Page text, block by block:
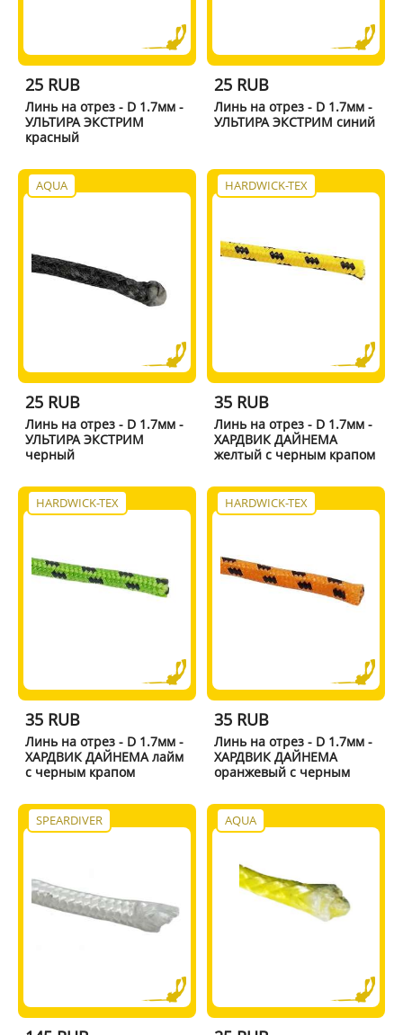
25 RUB
Линь на отрез - D 1.7мм -
УЛЬТИРА ЭКСТРИМ
красный
25 RUB
Линь на отрез - D 1.7мм -
УЛЬТИРА ЭКСТРИМ синий
AQUA
25 RUB
Линь на отрез - D 1.7мм -
УЛЬТИРА ЭКСТРИМ
черный
HARDWICK-TEX
35 RUB
Линь на отрез - D 1.7мм -
ХАРДВИК ДАЙНЕМА
желтый с черным крапом
HARDWICK-TEX
35 RUB
Линь на отрез - D 1.7мм -
ХАРДВИК ДАЙНЕМА лайм
с черным крапом
HARDWICK-TEX
35 RUB
Линь на отрез - D 1.7мм -
ХАРДВИК ДАЙНЕМА
оранжевый с черным
SPEARDIVER AQUA